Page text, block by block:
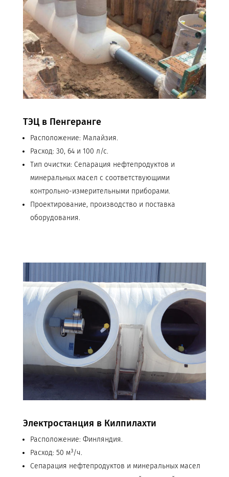
ТЭЦ в Пенгеранге
Расположение: Малайзия.
Расход: 30, 64 и 100 л/с.
Тип очистки: Сепарация нефтепродуктов и
минеральных масел с соответствующими
контрольно-измерительными приборами.
Проектирование, производство и поставка
оборудования.
Электростанция в Килпилахти
Расположение: Финляндия.
Расход: 50 м³/ч.
Сепарация нефтепродуктов и минеральных масел